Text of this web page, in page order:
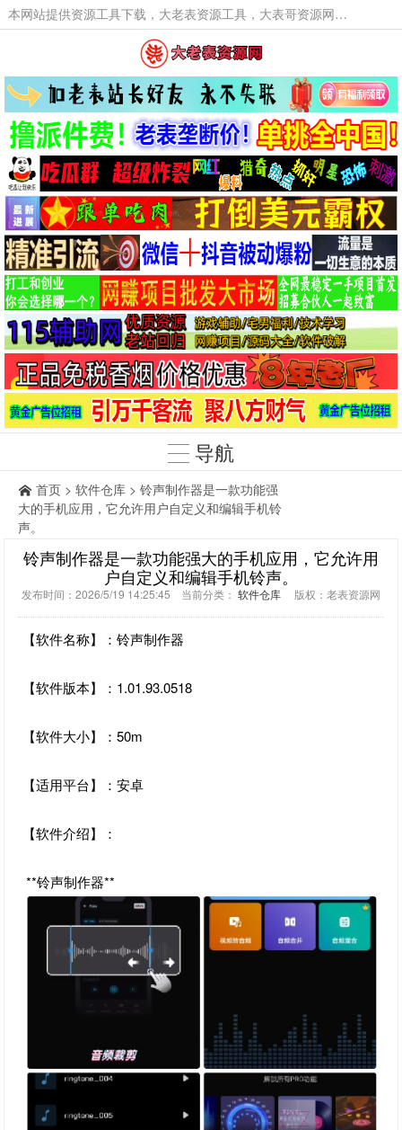
本网站提供资源工具下载，大老表资源工具，大表哥资源网软件工具，大老表资源下载，活动线报福利资源分享,活动线报，大型网游经典游戏，网络热门技术游戏辅助交流与分享。
导航
首页 > 软件仓库 > 铃声制作器是一款功能强
大的手机应用，它允许用户自定义和编辑手机铃
声。
铃声制作器是一款功能强大的手机应用，它允许用
户自定义和编辑手机铃声。
发布时间：2026/5/19 14:25:45 当前分类： 软件仓库 版权：老表资源网
【软件名称】：铃声制作器
【软件版本】：1.01.93.0518
【软件大小】：50m
【适用平台】：安卓
【软件介绍】：
**铃声制作器**